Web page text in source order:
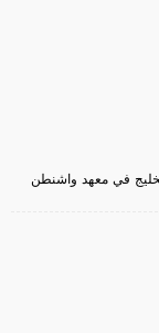
في معهد واشنطن